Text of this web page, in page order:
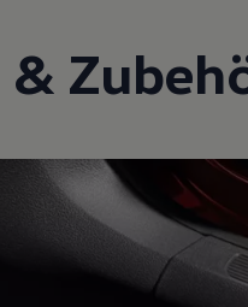
&